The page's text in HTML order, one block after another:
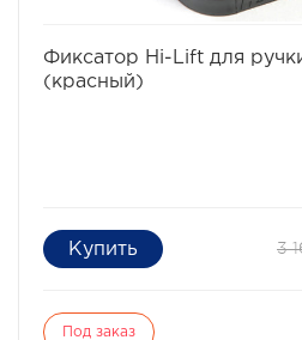
полуосями на 28 шлицев.
Фиксатор Hi-Lift для
(красный)
3
Под заказ